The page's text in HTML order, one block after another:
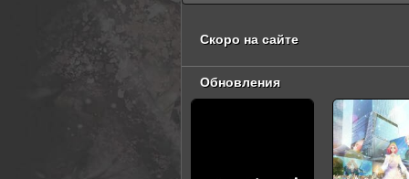
Скоро на сайте
Обновления